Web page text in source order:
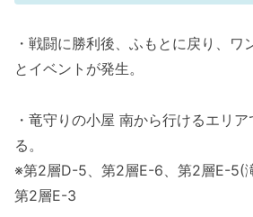
・戦闘に勝利後、ふもとに戻り、ワ
とイベントが発生。
・竜守りの小屋 南から行けるエリ
る。
※第2層D-5、第2層E-6、第2層E-5(
第2層E-3